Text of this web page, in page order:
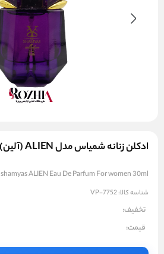
ادکلن زنانه شمیاس مدل ALIEN (آلین) حجم 30 میل
shamyas ALIEN Eau De Parfum For women 30ml
شناسه کالا:VP-7752
تخفیف:
قیمت: